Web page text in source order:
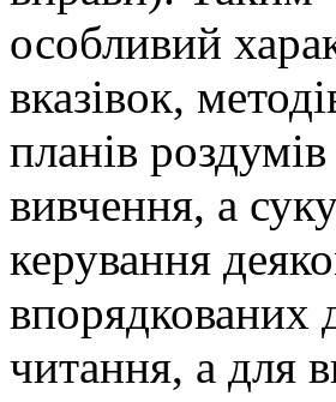
особливий
вказівок,
планів
вивчення, а
керування
впорядкованих
читання, а для